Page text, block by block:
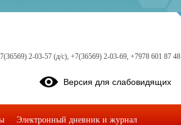
2-03-57 (д/с), +7(36569) 2-03-69, +7978 601 87 48
Версия для слабовидящих
Электронный дневник и журнал